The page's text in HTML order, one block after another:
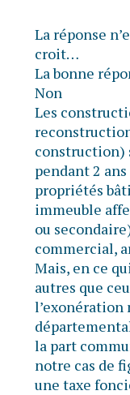
La réponse
croit…
La bonne
Non
Les
construction)
pendant 2
propriétés
immeuble
ou
commercial,
Mais, en ce
autres que
l’exonération
la part
notre cas de
une taxe